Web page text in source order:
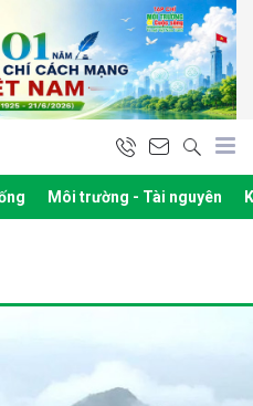
Môi trường - Tài nguyên